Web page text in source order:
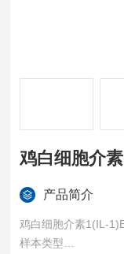
鸡白细胞介
产品简介
鸡白细胞介素1(IL-
样本类型